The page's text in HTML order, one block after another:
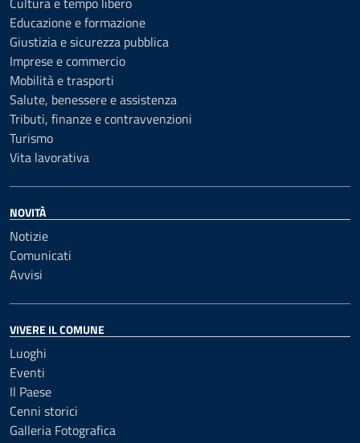
Educazione e formazione
Giustizia e sicurezza pubblica
Imprese e commercio
Mobilità e trasporti
Salute, benessere e assistenza
Tributi, finanze e contravvenzioni
Turismo
Vita lavorativa
NOVITÀ
Notizie
Comunicati
Avvisi
VIVERE IL COMUNE
Luoghi
Eventi
Il Paese
Cenni storici
Galleria Fotografica